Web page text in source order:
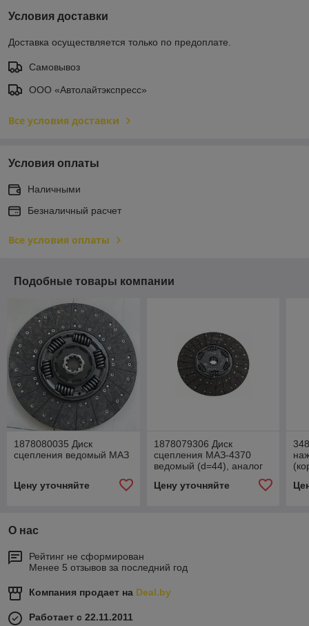
Условия доставки
Доставка осуществляется только по предоплате.
Самовывоз
ООО «Автолайтэкспресс»
Все условия доставки
Условия оплаты
Наличными
Безналичный расчет
Все условия оплаты
Подобные товары компании
1878080035 Диск
сцепления ведомый МАЗ
Цену уточняйте
1878079306 Диск
сцепления МАЗ-4370
ведомый (d=44), аналог
Цену уточняйте
О нас
Рейтинг не сформирован
Менее 5 отзывов за последний год
Компания продает на Deal.by
Работает с 22.11.2011